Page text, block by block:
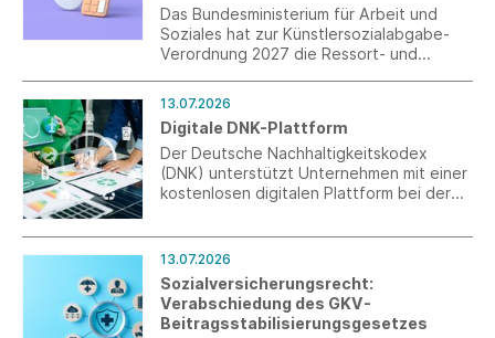
Das Bundesministerium für Arbeit und
Soziales hat zur Künstlersozialabgabe-
Verordnung 2027 die Ressort- und
der Abgabesatz zur
Künstlersozialversicherung 5,0 Prozent
betragen.
13.07.2026
Digitale DNK-Plattform
Der Deutsche Nachhaltigkeitskodex
(DNK) unterstützt Unternehmen mit einer
kostenlosen digitalen Plattform bei der
nach ESRS und VSME – vom ersten Schritt
bis zum fertigen Bericht.
13.07.2026
Sozialversicherungsrecht:
Verabschiedung des GKV-
Beitragsstabilisierungsgesetzes